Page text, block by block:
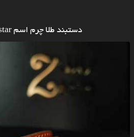
دستبند طلا چرم اسم Heartbeat star